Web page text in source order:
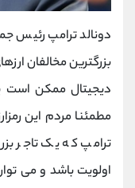
دونالد ترامپ رئیس
بزرگترین مخالفان
دیجیتال ممکن است
مطمئنا مردم این
ترامپ که یک تاجر
اولویت باشد و می